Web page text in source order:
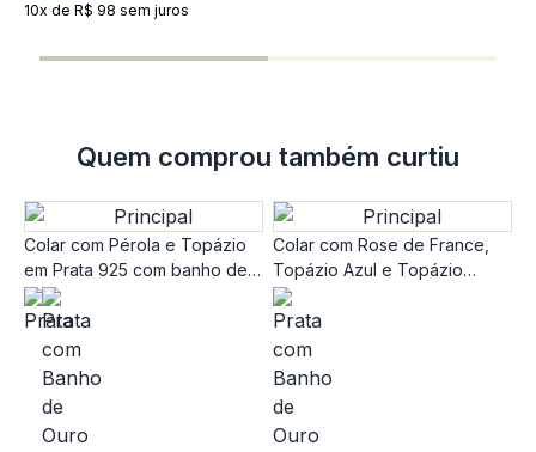
10x de R$ 98 sem juros
Quem comprou também curtiu
Colar com Pérola e Topázio
em Prata 925 com banho de
Ouro Amarelo 18k
Colar com Rose de France,
Topázio Azul e Topázio
London em Prata 925 com
banho de Ouro Amarelo 18k